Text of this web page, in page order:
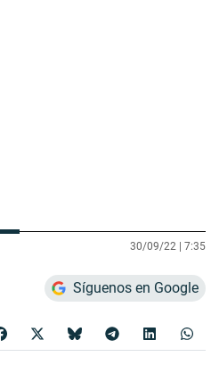
30/09/22 | 7:35
Síguenos en Google